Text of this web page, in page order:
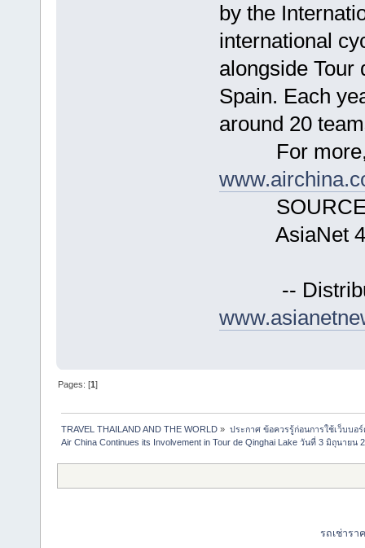
by the
international
alongside Tour
Spain. Each
around 20
For more,
SOURCE
AsiaNet
--
Pages: [1]
TRAVEL THAILAND AND THE WORLD » ประกาศ ข้อควรรู้ก่อนการใช้เว็บบอร์
Air China Continues its Involvement in Tour de Qinghai Lake วันที่ 3 มิถุนายน
รถเช่าร